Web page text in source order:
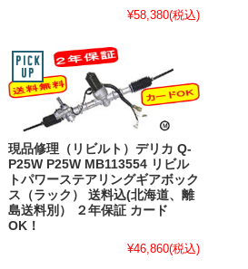
¥58,380(税込)
現品修理（リビルト）デリカ Q-
P25W P25W MB113554 リビル
トパワーステアリングギアボック
ス（ラック） 送料込(北海道、離
島送料別） ２年保証 カード
OK！
¥46,860(税込)